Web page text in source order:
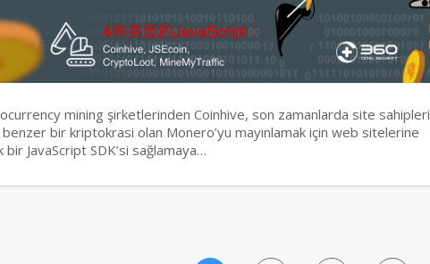
mining şirketlerinden Coinhive, son zamanlarda site sahipleri
benzer bir kriptokrasi olan Monero’yu mayınlamak için web sitelerine
JavaScript SDK’si sağlamaya…